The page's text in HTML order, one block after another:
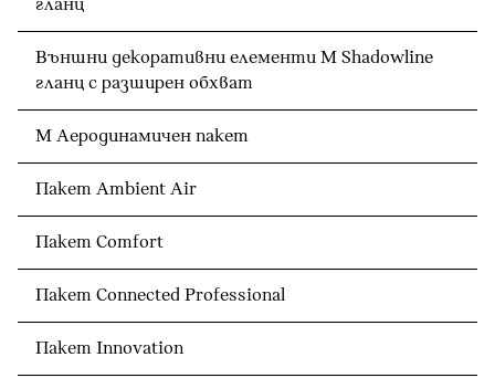
гланц
Външни декоративни елементи M Shadowline
гланц с разширен обхват
М Аеродинамичен пакет
Пакет Ambient Air
Пакет Comfort
Пакет Connected Professional
Пакет Innovation